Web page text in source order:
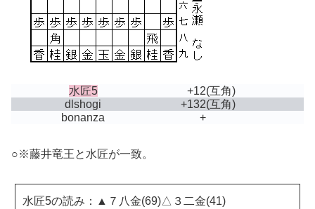
水匠5 +12(互角)
dlshogi
+132(互角)
bonanza
+
○※藤井竜王と水匠が一致。
水匠5の読み：▲７八金(69)△３二金(41)